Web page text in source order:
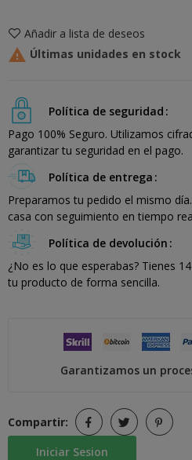
Añadir a lista de deseos
 Últimas unidades en stock
Política de seguridad
Pago 100% Seguro. Utilizamos
garantizar tu seguridad en el pago.
Política de entrega
Preparamos tu pedido el mismo
casa con seguimiento en tiempo
Política de devolución
¿No es lo que esperabas? Tienes
tu producto de forma sencilla.
Garantizamos un
Compartir:
Iniciar Sesion